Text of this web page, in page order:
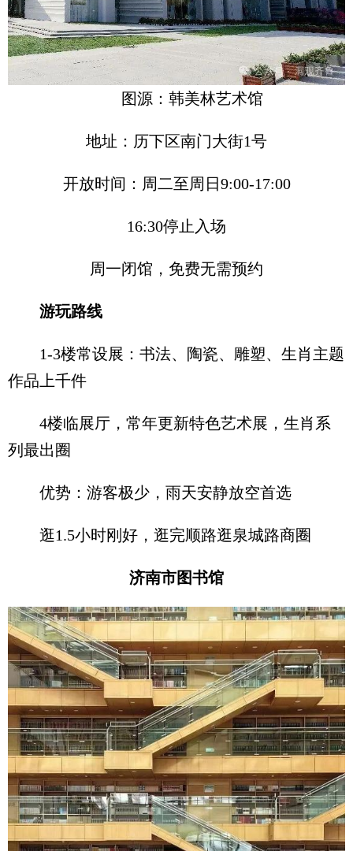
图源：韩美林艺术馆
地址：历下区南门大街1号
开放时间：周二至周日9:00-17:00
16:30停止入场
周一闭馆，免费无需预约
游玩路线
1-3楼常设展：书法、陶瓷、雕塑、生肖主题
作品上千件
4楼临展厅，常年更新特色艺术展，生肖系
列最出圈
优势：游客极少，雨天安静放空首选
逛1.5小时刚好，逛完顺路逛泉城路商圈
济南市图书馆